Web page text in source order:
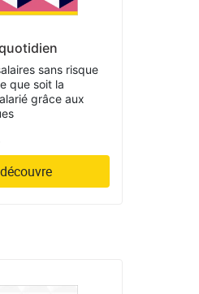
sans risque
que soit la
grâce aux